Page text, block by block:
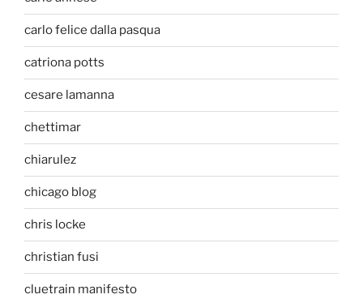
carlo felice dalla pasqua
catriona potts
cesare lamanna
chettimar
chiarulez
chicago blog
chris locke
christian fusi
cluetrain manifesto